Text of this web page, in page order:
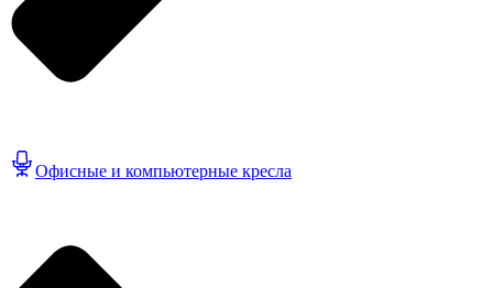
Офисные и компьютерные кресла